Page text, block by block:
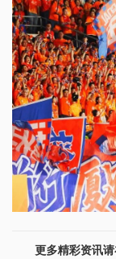
更多精彩资讯